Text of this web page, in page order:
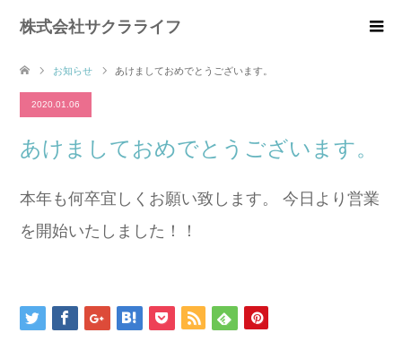
株式会社サクラライフ
お知らせ あけましておめでとうございます。
2020.01.06
あけましておめでとうございます。
本年も何卒宜しくお願い致します。 今日より営業
を開始いたしました！！